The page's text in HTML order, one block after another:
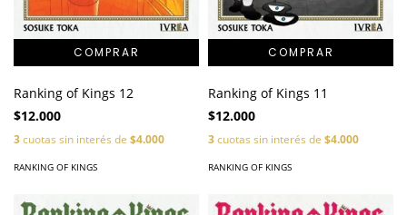
Ranking of Kings 12
$12.000
3cuotas sin interés de $4.000
RANKING OF KINGS
Ranking of Kings 11
$12.000
3cuotas sin interés de $4.000
RANKING OF KINGS